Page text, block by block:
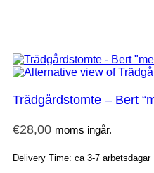
Trädgårdstomte – Bert
€28,00 moms ingår.
Delivery Time: ca 3-7 arbetsdagar